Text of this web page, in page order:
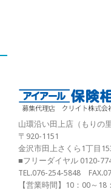
山環沿い田上店（もりの里
〒920-1151
金沢市田上さくら1丁目
■フリーダイヤル 0120-
TEL.076-254-5848
【営業時間】10：00～